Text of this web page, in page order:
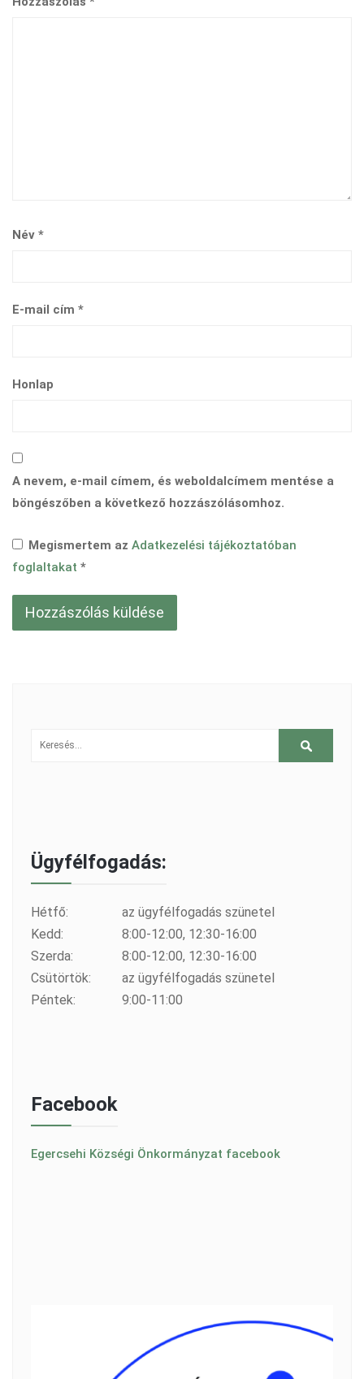
Név *
E-mail cím *
Honlap
A nevem, e-mail címem, és weboldalcímem mentése a
böngészőben a következő hozzászólásomhoz.
Megismertem az Adatkezelési tájékoztatóban
foglaltakat *
Ügyfélfogadás:
Hétfő:
az ügyfélfogadás szünetel
Kedd:
8:00-12:00, 12:30-16:00
Szerda:
8:00-12:00, 12:30-16:00
Csütörtök:
az ügyfélfogadás szünetel
Péntek:
9:00-11:00
Facebook
Egercsehi Községi Önkormányzat facebook